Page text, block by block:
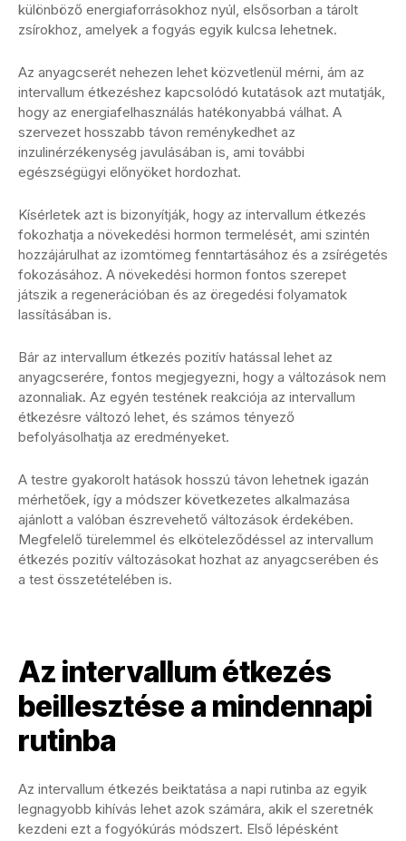
különböző energiaforrásokhoz nyúl, elsősorban a tárolt
zsírokhoz, amelyek a fogyás egyik kulcsa lehetnek.
Az anyagcserét nehezen lehet közvetlenül mérni, ám az
intervallum étkezéshez kapcsolódó kutatások azt mutatják,
hogy az energiafelhasználás hatékonyabbá válhat. A
szervezet hosszabb távon reménykedhet az
inzulinérzékenység javulásában is, ami további
egészségügyi előnyöket hordozhat.
Kísérletek azt is bizonyítják, hogy az intervallum étkezés
fokozhatja a növekedési hormon termelését, ami szintén
hozzájárulhat az izomtömeg fenntartásához és a zsírégetés
fokozásához. A növekedési hormon fontos szerepet
játszik a regenerációban és az öregedési folyamatok
lassításában is.
Bár az intervallum étkezés pozitív hatással lehet az
anyagcserére, fontos megjegyezni, hogy a változások nem
azonnaliak. Az egyén testének reakciója az intervallum
étkezésre változó lehet, és számos tényező
befolyásolhatja az eredményeket.
A testre gyakorolt hatások hosszú távon lehetnek igazán
mérhetőek, így a módszer következetes alkalmazása
ajánlott a valóban észrevehető változások érdekében.
Megfelelő türelemmel és elköteleződéssel az intervallum
étkezés pozitív változásokat hozhat az anyagcserében és
a test összetételében is.
Az intervallum étkezés
beillesztése a mindennapi
rutinba
Az intervallum étkezés beiktatása a napi rutinba az egyik
legnagyobb kihívás lehet azok számára, akik el szeretnék
kezdeni ezt a fogyókúrás módszert. Első lépésként